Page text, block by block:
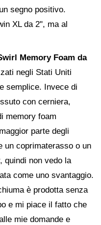
segno positivo.
XL da 2", ma al
Memory Foam da
negli Stati Uniti
semplice. Invece di
con cerniera,
memory foam
parte degli
un coprimaterasso o un
quindi non vedo la
come uno svantaggio.
è prodotta senza
e mi piace il fatto che
mie domande e